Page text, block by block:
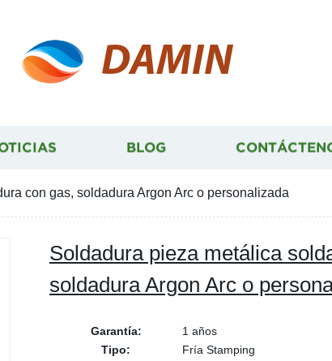
DAMIN
BLOG
con gas, soldadura Argon Arc o personalizada
Soldadura pieza metálica
soldadura Argon Arc o
Garantía:
1 años
Tipo:
Fría Stamping